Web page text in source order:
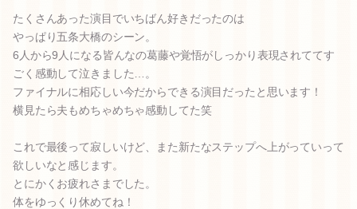
たくさんあった演目でいちばん好きだったのは
やっぱり五条大橋のシーン。
6人から9人になる皆んなの葛藤や覚悟がしっかり表現されててす
ごく感動して泣きました…。
ファイナルに相応しい今だからできる演目だったと思います！
横見たら夫もめちゃめちゃ感動してた笑
これで最後って寂しいけど、また新たなステップへ上がっていって
欲しいなと感じます。
とにかくお疲れさまでした。
体をゆっくり休めてね！